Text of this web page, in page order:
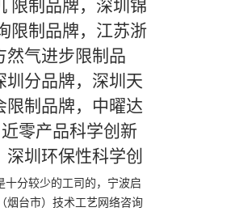
限制品牌，深圳锦
限制品牌，江苏浙
然气进步限制品
圳分品牌，深圳天
限制品牌，中曜达
零产品科学创新
圳环保性科学创
十分较少的工司的，宁波启
烟台市）技术工艺网络咨询